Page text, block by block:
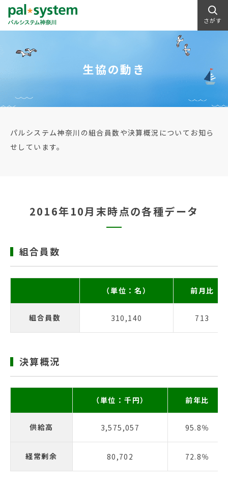
さがす
生協の動き
パルシステム神奈川の組合員数や決算概況についてお知ら
せしています。
2016年10月末時点の各種データ
組合員数
（単位：名） 前月比
組合員数 310,140 713
決算概況
（単位：千円） 前年比
供給高 3,575,057 95.8％
経常剰余 80,702 72.8％